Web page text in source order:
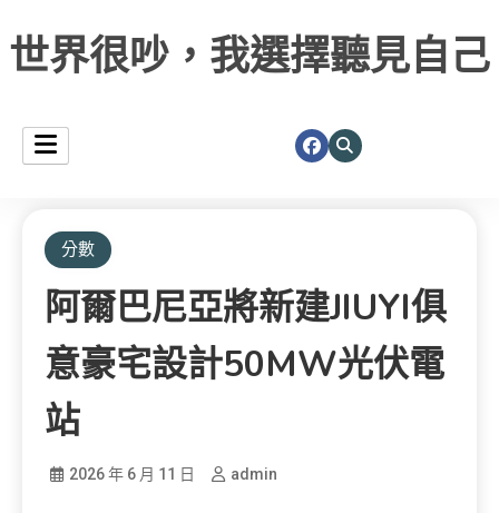
世界很吵，我選擇聽見自己
分數
阿爾巴尼亞將新建JIUYI俱
意豪宅設計50MW光伏電
站
2026 年 6 月 11 日 admin